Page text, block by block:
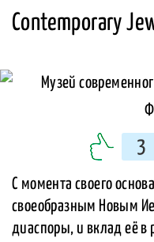
Contemporary
3
С момента своего
своеобразным Новым
диаспоры, и вклад её в